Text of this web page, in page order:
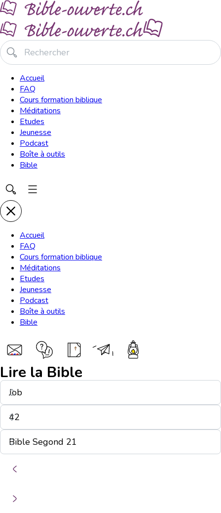
Accueil
FAQ
Cours formation biblique
Méditations
Etudes
Jeunesse
Podcast
Boîte à outils
Bible
Accueil
FAQ
Cours formation biblique
Méditations
Etudes
Jeunesse
Podcast
Boîte à outils
Bible
Lire la Bible